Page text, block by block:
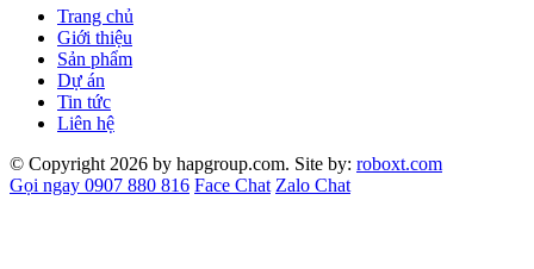
Trang chủ
Giới thiệu
Sản phẩm
Dự án
Tin tức
Liên hệ
© Copyright 2026 by hapgroup.com. Site by: roboxt.com
Gọi ngay 0907 880 816 Face Chat Zalo Chat